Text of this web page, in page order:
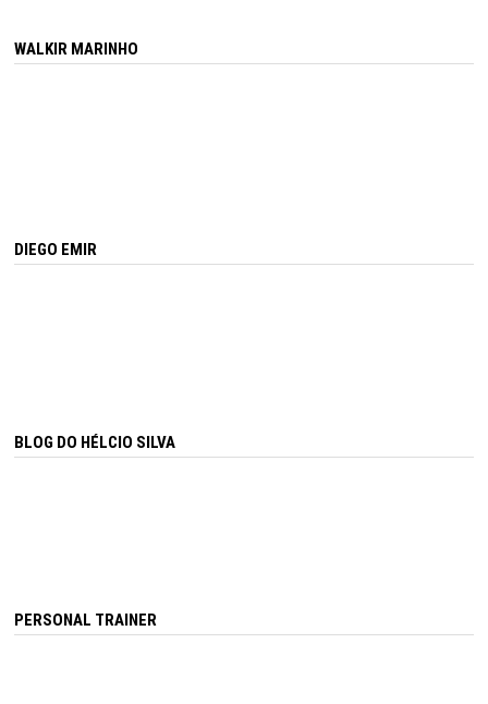
WALKIR MARINHO
DIEGO EMIR
BLOG DO HÉLCIO SILVA
PERSONAL TRAINER